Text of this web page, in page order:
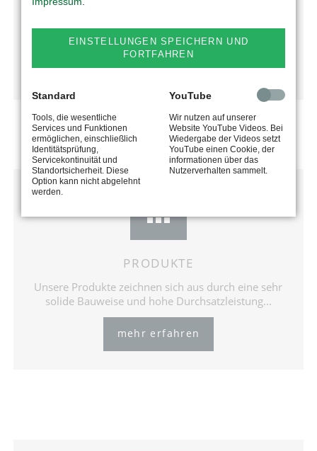
Produkten...
PRODUKTE
Unsere Produkte zeichnen sich aus durch eine sehr
solide Bauweise und hohe Durchsatzleistung...
mehr erfahren
EINSTELLUNGEN SPEICHERN UND
FORTFAHREN
Standard
Tools, die wesentliche
Services und Funktionen
ermöglichen, einschließlich
Identitätsprüfung,
Servicekontinuität und
Standortsicherheit. Diese
Option kann nicht abgelehnt
werden.
YouTube
Wir nutzen auf unserer
Website YouTube Videos. Bei
Wiedergabe der Videos setzt
YouTube einen Cookie, der
informationen über das
Nutzerverhalten sammelt.